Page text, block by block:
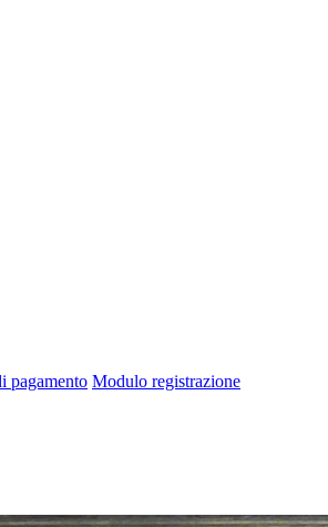
pagamento Modulo registrazione